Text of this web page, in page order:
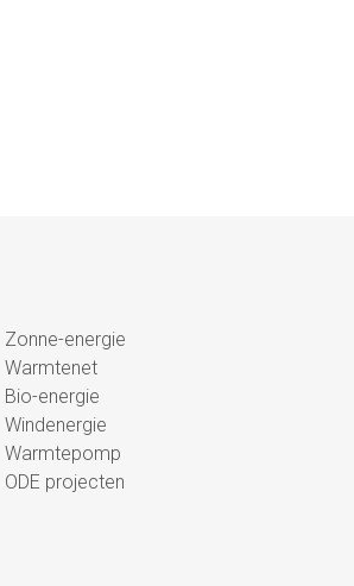
Zonne-energie
Warmtenet
Bio-energie
Windenergie
Warmtepomp
ODE projecten